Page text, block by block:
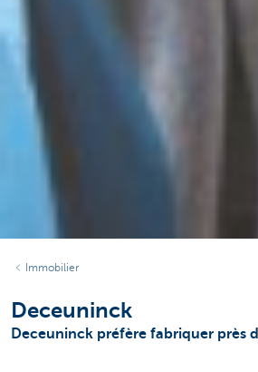
Immobilier
Deceuninck
Deceuninck préfère fabriquer près